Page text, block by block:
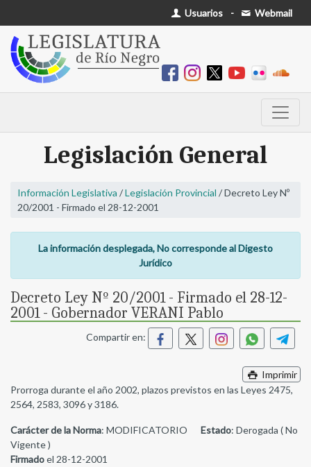
Usuarios - Webmail
Legislación General
Información Legislativa /Legislación Provincial / Decreto Ley Nº
20/2001 - Firmado el 28-12-2001
La información desplegada, No corresponde al Digesto
Jurídico
Decreto Ley Nº 20/2001 - Firmado el 28-12-
2001 - Gobernador VERANI Pablo
Compartir en:
Imprimir
Prorroga durante el año 2002, plazos previstos en las Leyes 2475,
2564, 2583, 3096 y 3186.
Carácter de la Norma: MODIFICATORIO Estado: Derogada ( No
Vigente )
Firmadoel 28-12-2001